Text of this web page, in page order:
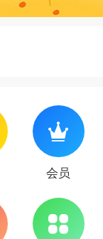
会员